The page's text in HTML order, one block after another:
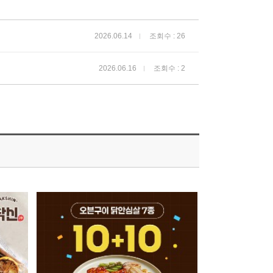
2026.06.14 조회수 : 26
2026.06.16 조회수 : 2